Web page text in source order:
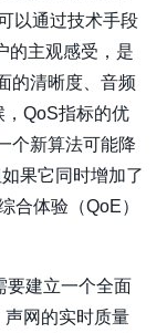
以通过技术手段
的主观感受，是
的清晰度、音频
，QoS指标的优
个新算法可能降
果它同时增加了
合体验（QoE）
要建立一个全面
声网的实时质量